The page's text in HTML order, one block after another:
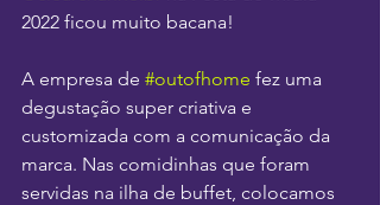
2022 ficou muito bacana!
A empresa de #outofhome fez uma
degustação super criativa e
customizada com a comunicação da
marca. Nas comidinhas que foram
servidas na ilha de buffet, colocamos